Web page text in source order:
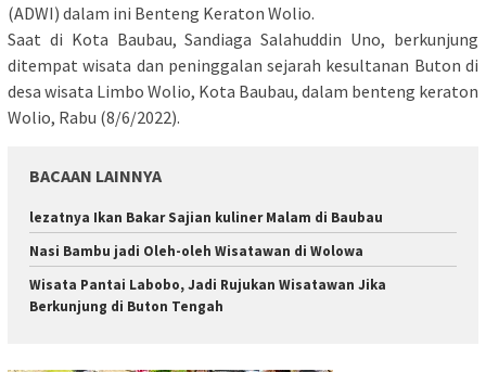
(ADWI) dalam ini Benteng Keraton Wolio.
Saat di Kota Baubau, Sandiaga Salahuddin Uno, berkunjung
ditempat wisata dan peninggalan sejarah kesultanan Buton di
desa wisata Limbo Wolio, Kota Baubau, dalam benteng keraton
Wolio, Rabu (8/6/2022).
BACAAN LAINNYA
lezatnya Ikan Bakar Sajian kuliner Malam di Baubau
Nasi Bambu jadi Oleh-oleh Wisatawan di Wolowa
Wisata Pantai Labobo, Jadi Rujukan Wisatawan Jika
Berkunjung di Buton Tengah